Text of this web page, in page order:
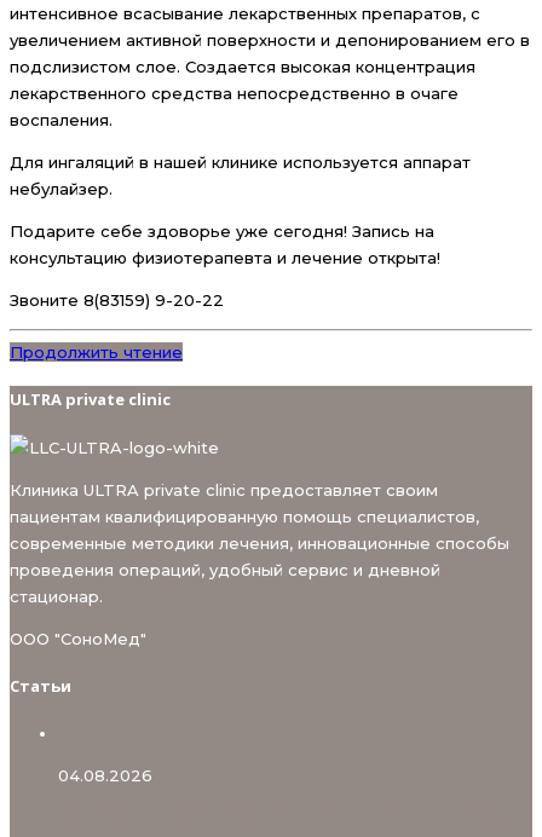
интенсивное всасывание лекарственных препаратов, с
увеличением активной поверхности и депонированием его в
подслизистом слое. Создается высокая концентрация
лекарственного средства непосредственно в очаге
воспаления.
Для ингаляций в нашей клинике используется аппарат
небулайзер.
Подарите себе здоворье уже сегодня! Запись на
консультацию физиотерапевта и лечение открыта!
Звоните 8(83159) 9-20-22
Продолжить чтение
ULTRA private clinic
Клиника ULTRA private clinic предоставляет своим
пациентам квалифицированную помощь специалистов,
современные методики лечения, инновационные способы
проведения операций, удобный сервис и дневной
стационар.
ООО "СоноМед"
Статьи
04.08.2026